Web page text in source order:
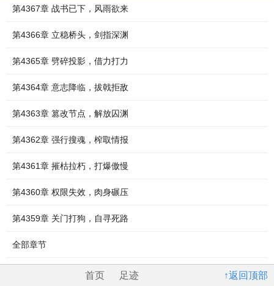
第4367章 战书已下，风雨欲来
第4366章 立稳桥头，剑指深渊
第4365章 劈碎投影，借力打力
第4364章 意志降临，拔戟拒敌
第4363章 篡改节点，解放囚渊
第4362章 强行搜魂，榨取情报
第4361章 摧枯拉朽，打爆傲慢
第4360章 权限失效，肉身碾压
第4359章 关门打狗，自寻死路
全部章节
↑返回顶部
首页 足迹